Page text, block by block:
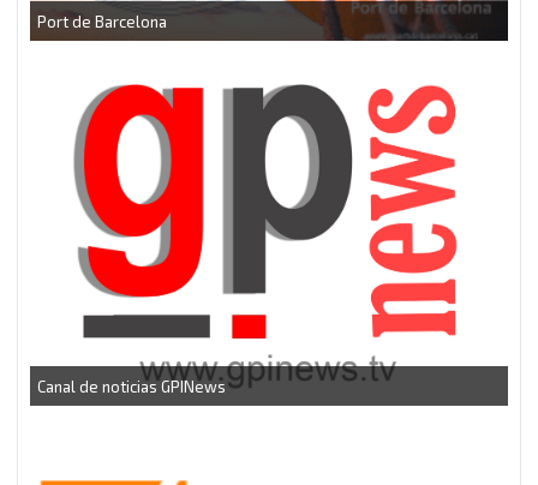
CEEI Torrefarrera